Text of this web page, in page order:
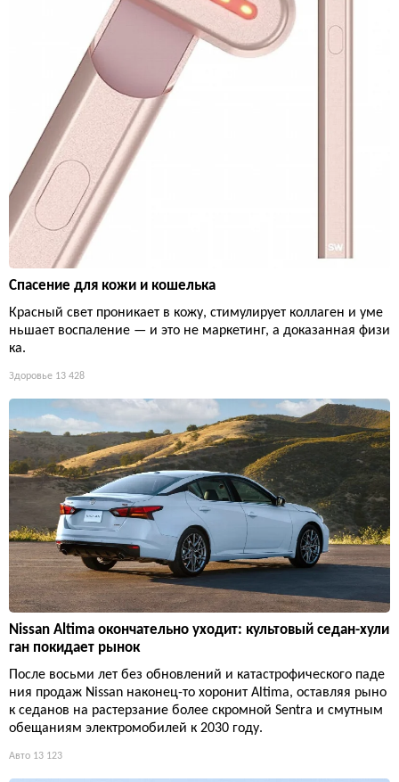
Спасение для кожи и кошелька
Красный свет проникает в кожу, стимулирует коллаген и уме
ньшает воспаление — и это не маркетинг, а доказанная физи
ка.
Здоровье 13 428
Nissan Altima окончательно уходит: культовый седан-хули
ган покидает рынок
После восьми лет без обновлений и катастрофического паде
ния продаж Nissan наконец-то хоронит Altima, оставляя рыно
к седанов на растерзание более скромной Sentra и смутным
обещаниям электромобилей к 2030 году.
Авто 13 123